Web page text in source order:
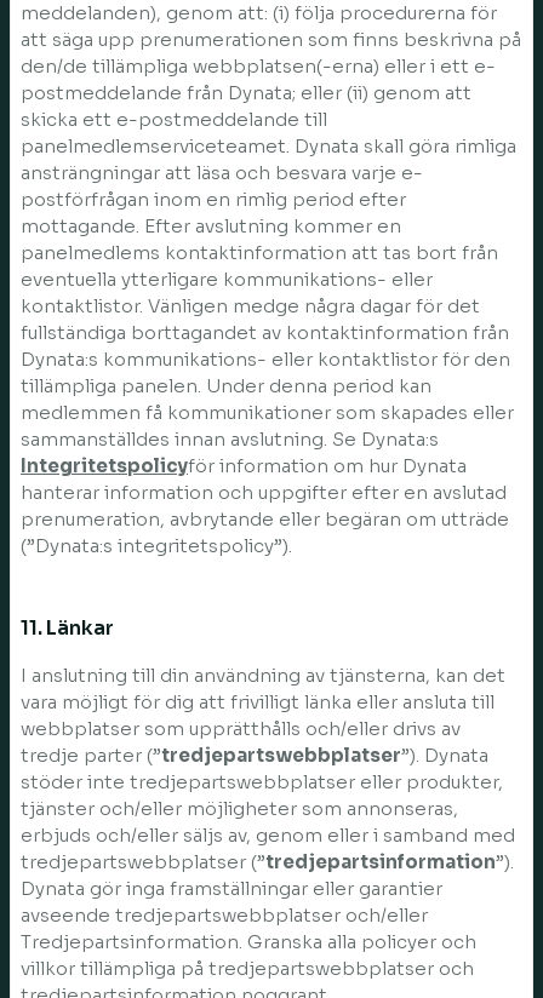
meddelanden), genom att: (i) följa procedurerna för
att säga upp prenumerationen som finns beskrivna på
den/de tillämpliga webbplatsen(-erna) eller i ett e-
postmeddelande från Dynata; eller (ii) genom att
skicka ett e-postmeddelande till
panelmedlemserviceteamet. Dynata skall göra rimliga
ansträngningar att läsa och besvara varje e-
postförfrågan inom en rimlig period efter
mottagande. Efter avslutning kommer en
panelmedlems kontaktinformation att tas bort från
eventuella ytterligare kommunikations- eller
kontaktlistor. Vänligen medge några dagar för det
fullständiga borttagandet av kontaktinformation från
Dynata:s kommunikations- eller kontaktlistor för den
tillämpliga panelen. Under denna period kan
medlemmen få kommunikationer som skapades eller
sammanställdes innan avslutning. Se Dynata:s
Integritetspolicyför information om hur Dynata
hanterar information och uppgifter efter en avslutad
prenumeration, avbrytande eller begäran om utträde
(”Dynata:s integritetspolicy”).
11. Länkar
I anslutning till din användning av tjänsterna, kan det
vara möjligt för dig att frivilligt länka eller ansluta till
webbplatser som upprätthålls och/eller drivs av
tredje parter (”tredjepartswebbplatser”). Dynata
stöder inte tredjepartswebbplatser eller produkter,
tjänster och/eller möjligheter som annonseras,
erbjuds och/eller säljs av, genom eller i samband med
tredjepartswebbplatser (”tredjepartsinformation”).
Dynata gör inga framställningar eller garantier
avseende tredjepartswebbplatser och/eller
Tredjepartsinformation. Granska alla policyer och
villkor tillämpliga på tredjepartswebbplatser och